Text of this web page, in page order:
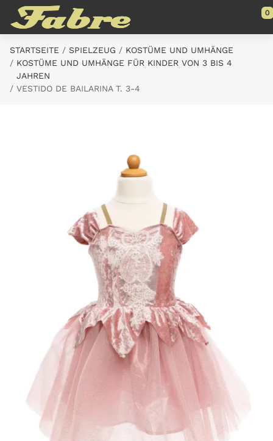
Saltar al contenido principal
0
STARTSEITE SPIELZEUG
KOSTÜME UND UMHÄNGE
KOSTÜME UND UMHÄNGE FÜR KINDER VON 3 BIS 4
JAHREN
VESTIDO DE BAILARINA T. 3-4